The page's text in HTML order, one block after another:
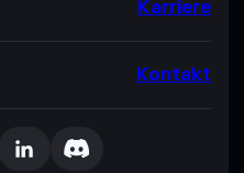
Karriere
Kontakt